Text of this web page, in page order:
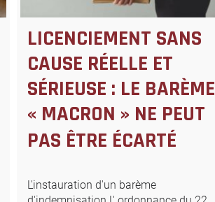
LICENCIEMENT SANS
CAUSE RÉELLE ET
SÉRIEUSE : LE BARÈME
« MACRON » NE PEUT
PAS ÊTRE ÉCARTÉ
L'instauration d'un barème